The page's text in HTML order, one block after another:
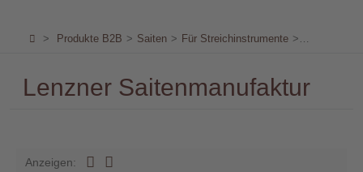
Über
> Produkte B2B > Saiten > Für Streichinstrumente > Für
Lenzner Saitenmanufaktur
Anzeigen: